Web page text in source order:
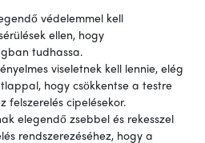
védelemmel kell
ellen, hogy
tudhassa.
viseletnek kell lennie, elég
hogy csökkentse a testre
felszerelés cipelésekor.
elegendő zsebbel és rekesszel
rendszerezéséhez, hogy a